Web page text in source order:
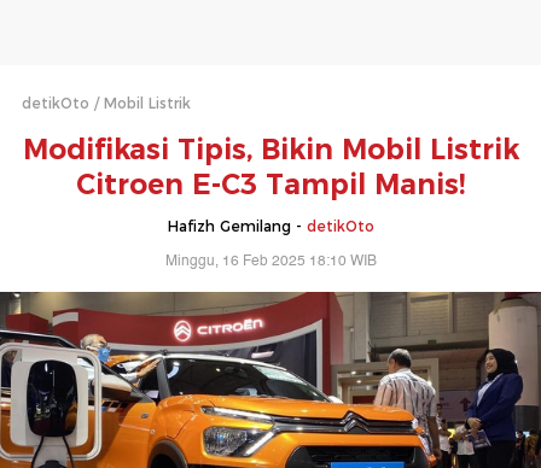
detikOto Mobil Listrik
Modifikasi Tipis, Bikin Mobil Listrik
Citroen E-C3 Tampil Manis!
Hafizh Gemilang - detikOto
Minggu, 16 Feb 2025 18:10 WIB